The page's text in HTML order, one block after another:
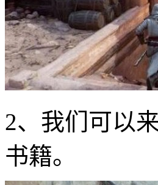
2、我们可以
书籍。